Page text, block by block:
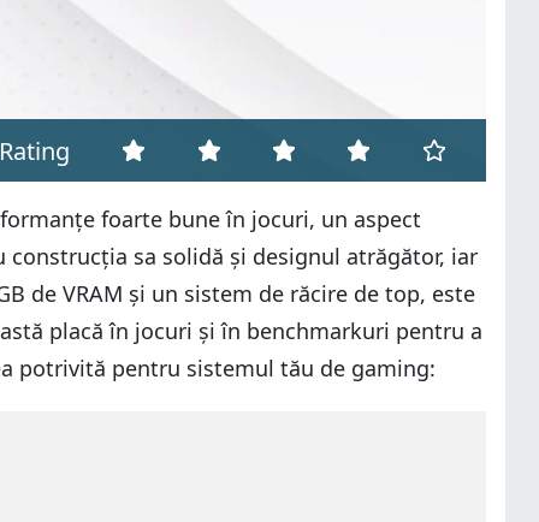
Rating
foarte bune în jocuri, un aspect
sa solidă și designul atrăgător, iar
de VRAM și un sistem de răcire de top, este
placă în jocuri și în benchmarkuri pentru a
potrivită pentru sistemul tău de gaming: